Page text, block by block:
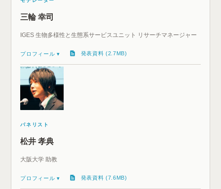
三輪 幸司
IGES 生物多様性と生態系サービスユニット リサーチマネージャー
プロフィール ▾ 発表資料 (2.7MB)
パネリスト
松井 孝典
大阪大学 助教
プロフィール ▾ 発表資料 (7.6MB)